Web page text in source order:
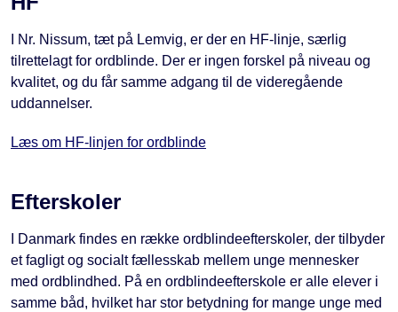
I Nr. Nissum, tæt på Lemvig, er der en HF-linje, særlig
tilrettelagt for ordblinde. Der er ingen forskel på niveau og
kvalitet, og du får samme adgang til de videregående
uddannelser.
Læs om HF-linjen for ordblinde
Efterskoler
I Danmark findes en række ordblindeefterskoler, der tilbyder
et fagligt og socialt fællesskab mellem unge mennesker
med ordblindhed. På en ordblindeefterskole er alle elever i
samme båd, hvilket har stor betydning for mange unge med